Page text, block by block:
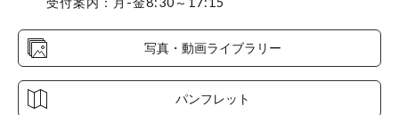
写真・動画ライブラリー
パンフレット